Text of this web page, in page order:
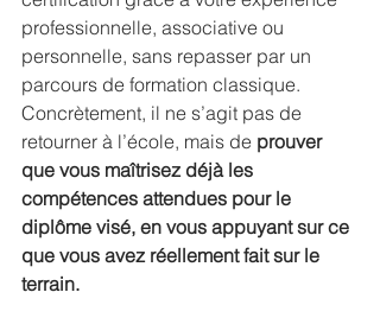
professionnelle, associative ou
personnelle, sans repasser par un
parcours de formation classique.
Concrètement, il ne s’agit pas de
retourner à l’école, mais de prouver
que vous maîtrisez déjà les
compétences attendues pour le
diplôme visé, en vous appuyant sur ce
que vous avez réellement fait sur le
terrain.